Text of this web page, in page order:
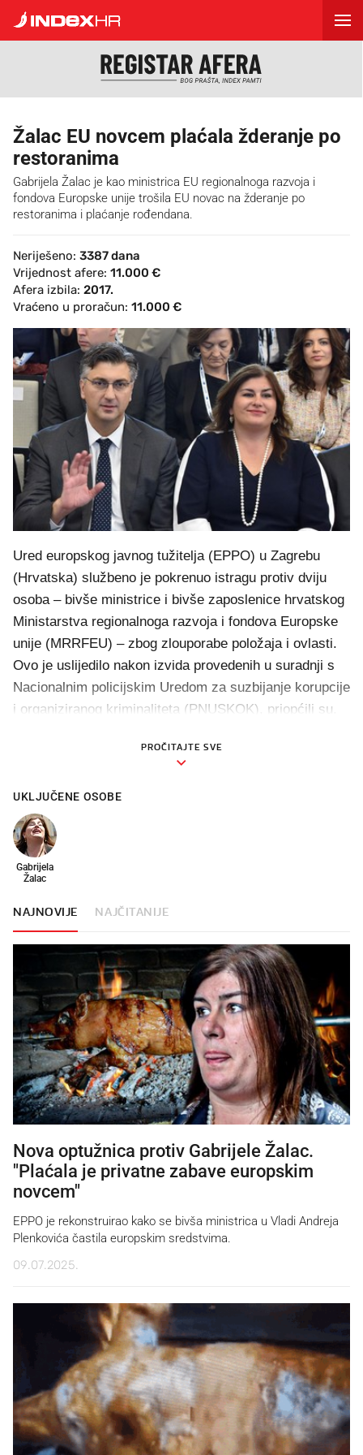
Žalac EU novcem plaćala žderanje po
restoranima
Gabrijela Žalac je kao ministrica EU regionalnoga razvoja i
fondova Europske unije trošila EU novac na žderanje po
restoranima i plaćanje rođendana.
Neriješeno: 3387 dana
Vrijednost afere: 11.000 €
Afera izbila: 2017.
Vraćeno u proračun: 11.000 €
Ured europskog javnog tužitelja (EPPO) u Zagrebu
(Hrvatska) službeno je pokrenuo istragu protiv dviju
osoba – bivše ministrice i bivše zaposlenice hrvatskog
Ministarstva regionalnoga razvoja i fondova Europske
unije (MRRFEU) – zbog zlouporabe položaja i ovlasti.
Ovo je uslijedilo nakon izvida provedenih u suradnji s
Nacionalnim policijskim Uredom za suzbijanje korupcije
i organiziranog kriminaliteta (PNUSKOK), priopćili su.
PROČITAJTE SVE
UKLJUČENE OSOBE
Gabrijela
Žalac
NAJNOVIJE NAJČITANIJE
Nova optužnica protiv Gabrijele Žalac.
"Plaćala je privatne zabave europskim
novcem"
EPPO je rekonstruirao kako se bivša ministrica u Vladi Andreja
Plenkovića častila europskim sredstvima.
09.07.2025.